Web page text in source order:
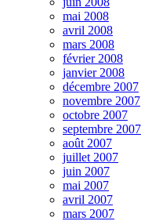
mai 2008
avril 2008
mars 2008
février 2008
janvier 2008
décembre 2007
novembre 2007
octobre 2007
septembre 2007
août 2007
juillet 2007
juin 2007
mai 2007
avril 2007
mars 2007